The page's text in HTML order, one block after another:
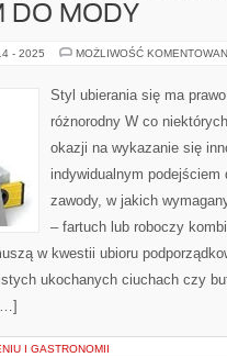
DO MODY
- 2025 MOŻLIWOŚĆ
Styl ubierania się ma
różnorodny W co
okazji na wykazanie się
indywidualnym
zawody, w jakich
– fartuch lub roboczy
w kwestii ubioru
ukochanych ciuchach czy
I GASTRONOMII